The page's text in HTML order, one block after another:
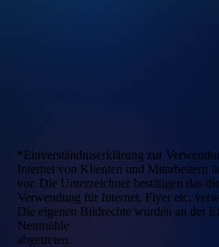
*Einverständniserklärung zur
Internet von Klienten und Mitarbeitern
vor. Die Unterzeichner bestätigen das
Verwendung für Internet, Flyer etc.
Die eigenen Bildrechte wurden an der
Neumühle
abgetreten.